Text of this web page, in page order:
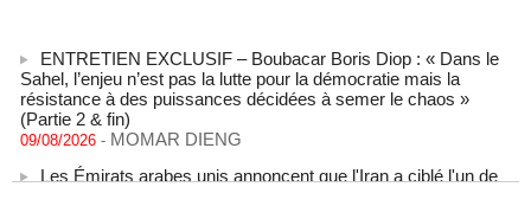
Sahel, l’enjeu n’est pas la lutte pour la démocratie mais la
résistance à des puissances décidées à semer le chaos »
(Partie 2 & fin)
09/08/2026 -MOMAR DIENG
leurs navires avec un missile dans le détroit d'Ormuz